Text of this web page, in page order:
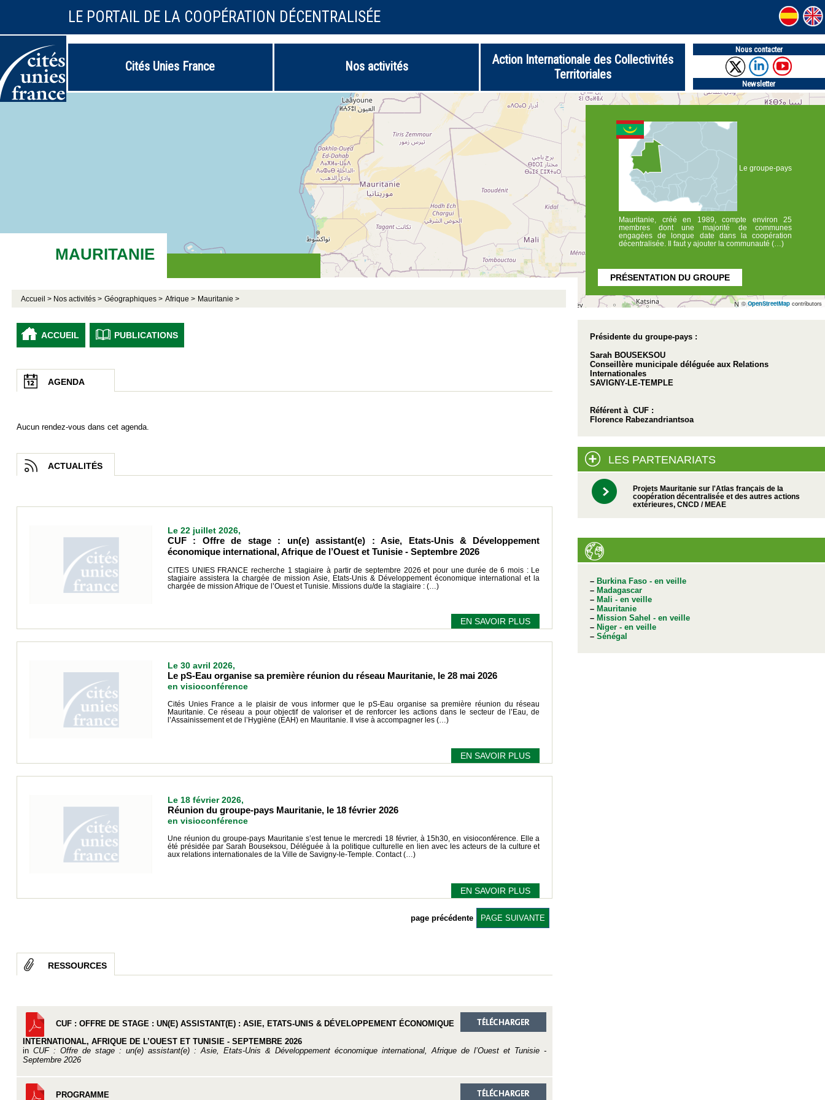
LE PORTAIL DE LA COOPÉRATION DÉCENTRALISÉE
Cités Unies France Nos activités
Action Internationale des Collectivités
Territoriales
Nous contacter
Newsletter
MAURITANIE
Accueil > Nos activités > Géographiques > Afrique > Mauritanie >
Le groupe-pays
Mauritanie, créé en 1989, compte environ 25
membres dont une majorité de communes
engagées de longue date dans la coopération
décentralisée. Il faut y ajouter la communauté (…)
PRÉSENTATION DU GROUPE
©OpenStreetMap contributors
ACCUEIL PUBLICATIONS
AGENDA
Aucun rendez-vous dans cet agenda.
ACTUALITÉS
Le 22 juillet 2026,
CUF : Offre de stage : un(e) assistant(e) : Asie, Etats-Unis & Développement
économique international, Afrique de l’Ouest et Tunisie - Septembre 2026
CITES UNIES FRANCE recherche 1 stagiaire à partir de septembre 2026 et pour une durée de 6 mois : Le
stagiaire assistera la chargée de mission Asie, Etats-Unis & Développement économique international et la
chargée de mission Afrique de l’Ouest et Tunisie. Missions du/de la stagiaire : (…)
EN SAVOIR PLUS
Le 30 avril 2026,
Le pS-Eau organise sa première réunion du réseau Mauritanie, le 28 mai 2026
en visioconférence
Cités Unies France a le plaisir de vous informer que le pS-Eau organise sa première réunion du réseau
Mauritanie. Ce réseau a pour objectif de valoriser et de renforcer les actions dans le secteur de l’Eau, de
l’Assainissement et de l’Hygiène (EAH) en Mauritanie. Il vise à accompagner les (…)
EN SAVOIR PLUS
Le 18 février 2026,
Réunion du groupe-pays Mauritanie, le 18 février 2026
en visioconférence
Une réunion du groupe-pays Mauritanie s’est tenue le mercredi 18 février, à 15h30, en visioconférence. Elle a
été présidée par Sarah Bouseksou, Déléguée à la politique culturelle en lien avec les acteurs de la culture et
aux relations internationales de la Ville de Savigny-le-Temple. Contact (…)
EN SAVOIR PLUS
page précédente PAGE SUIVANTE
RESSOURCES
CUF : OFFRE DE STAGE : UN(E) ASSISTANT(E) : ASIE, ETATS-UNIS & DÉVELOPPEMENT ÉCONOMIQUE
INTERNATIONAL, AFRIQUE DE L’OUEST ET TUNISIE - SEPTEMBRE 2026
in CUF : Offre de stage : un(e) assistant(e) : Asie, Etats-Unis & Développement économique international, Afrique de l’Ouest et Tunisie -
Septembre 2026
PROGRAMME
Présidente du groupe-pays :
Sarah BOUSEKSOU
Conseillère municipale déléguée aux Relations
Internationales
SAVIGNY-LE-TEMPLE
Référent à CUF :
Florence Rabezandriantsoa
LES PARTENARIATS
Projets Mauritanie sur l'Atlas français de la
coopération décentralisée et des autres actions
extérieures, CNCD / MEAE
– Burkina Faso - en veille
– Madagascar
– Mali - en veille
– Mauritanie
– Mission Sahel - en veille
– Niger - en veille
– Sénégal